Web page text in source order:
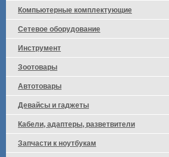
Компьютерные комплектующие
Сетевое оборудование
Инструмент
Зоотовары
Автотовары
Девайсы и гаджеты
Кабели, адаптеры, разветвители
Запчасти к ноутбукам